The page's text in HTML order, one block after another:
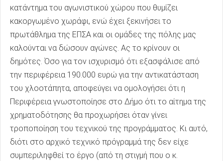
κατάντημα του αγωνιστικού χώρου που θυμίζει
κακοργωμένο χωράφι, ενώ έχει ξεκινήσει το
πρωτάθλημα της ΕΠΣΑ και οι ομάδες της πόλης μας
καλούνται να δώσουν αγώνες. Ας το κρίνουν οι
δημότες. Όσο για τον ισχυρισμό ότι εξασφάλισε από
την περιφέρεια 190.000 ευρώ για την αντικατάσταση
του χλοοτάπητα, αποφεύγει να ομολογήσει ότι η
Περιφέρεια γνωστοποίησε στο Δήμο ότι το αίτημα της
χρηματοδότησης θα προχωρήσει όταν γίνει
τροποποίηση του τεχνικού της προγράμματος. Κι αυτό,
διότι στο αρχικό τεχνικό πρόγραμμά της δεν είχε
συμπεριληφθεί το έργο (από τη στιγμή που ο κ.